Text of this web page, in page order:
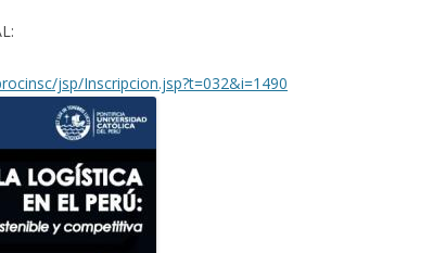
jsp/Inscripcion.jsp?t=032&i=1490